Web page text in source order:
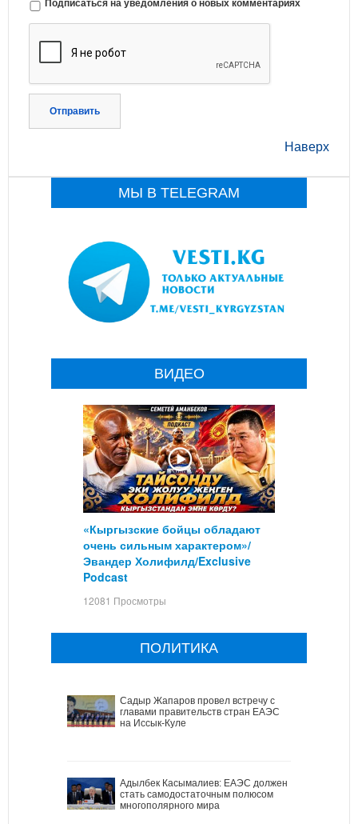
Подписаться на уведомления о новых комментариях
Отправить
Наверх
МЫ В TELEGRAM
ВИДЕО
«Кыргызские бойцы обладают
очень сильным характером»/
Эвандер Холифилд/Exclusive
Podcast
12081 Просмотры
ПОЛИТИКА
Садыр Жапаров провел встречу с
главами правительств стран ЕАЭС
на Иссык-Куле
Адылбек Касымалиев: ЕАЭС должен
стать самодостаточным полюсом
многополярного мира